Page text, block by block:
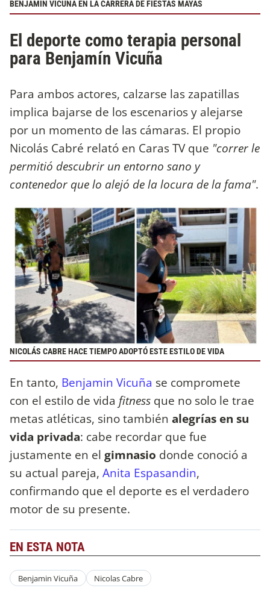
BENJAMÍN VICUÑA EN LA CARRERA DE FIESTAS MAYAS
El deporte como terapia personal
para Benjamín Vicuña
Para ambos actores, calzarse las zapatillas
implica bajarse de los escenarios y alejarse
por un momento de las cámaras. El propio
Nicolás Cabré relató en Caras TV que "correr le
permitió descubrir un entorno sano y
contenedor que lo alejó de la locura de la fama".
NICOLÁS CABRE HACE TIEMPO ADOPTÓ ESTE ESTILO DE VIDA
En tanto, Benjamin Vicuña se compromete
con el estilo de vida fitness que no solo le trae
metas atléticas, sino también alegrías en su
vida privada: cabe recordar que fue
justamente en el gimnasio donde conoció a
su actual pareja, Anita Espasandin,
confirmando que el deporte es el verdadero
motor de su presente.
EN ESTA NOTA
Benjamin Vicuña Nicolas Cabre